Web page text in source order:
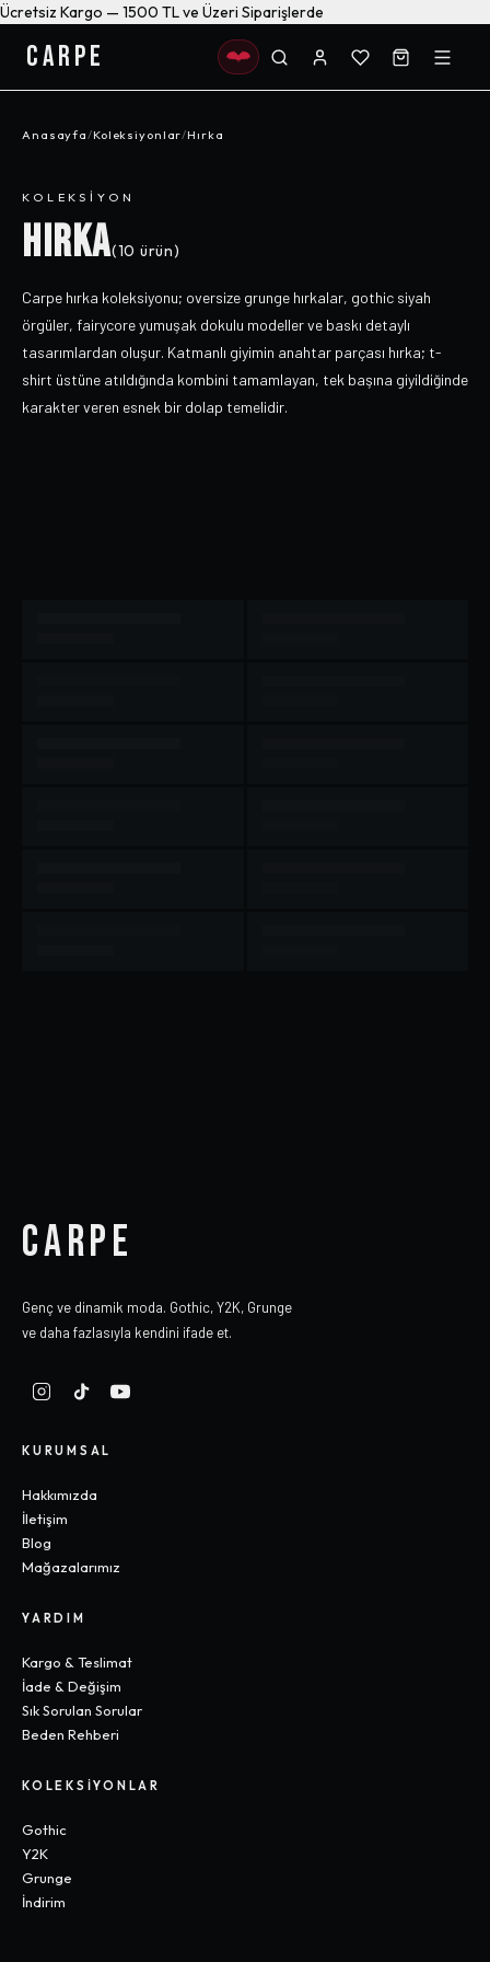
Ücretsiz Kargo — 1500 TL ve Üzeri Siparişlerde
CARPE
Anasayfa/Koleksiyonlar/Hırka
KOLEKSIYON
HIRKA(10 ürün)
Carpe hırka koleksiyonu; oversize grunge hırkalar, gothic siyah
örgüler, fairycore yumuşak dokulu modeller ve baskı detaylı
tasarımlardan oluşur. Katmanlı giyimin anahtar parçası hırka; t-
shirt üstüne atıldığında kombini tamamlayan, tek başına giyildiğinde
karakter veren esnek bir dolap temelidir.
CARPE
Genç ve dinamik moda. Gothic, Y2K, Grunge
ve daha fazlasıyla kendini ifade et.
KURUMSAL
Hakkımızda
İletişim
Blog
Mağazalarımız
YARDIM
Kargo & Teslimat
İade & Değişim
Sık Sorulan Sorular
Beden Rehberi
KOLEKSIYONLAR
Gothic
Y2K
Grunge
İndirim